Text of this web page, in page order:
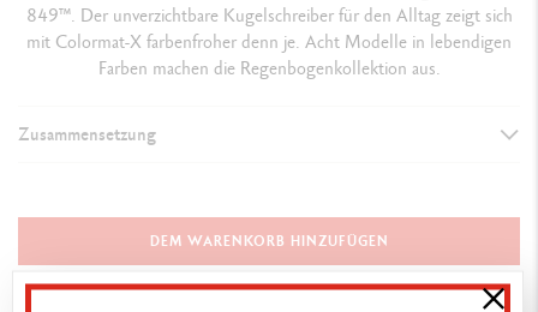
849™. Der unverzichtbare Kugelschreiber für den Alltag zeigt sich
mit Colormat-X farbenfroher denn je. Acht Modelle in lebendigen
Farben machen die Regenbogenkollektion aus.
Zusammensetzung
Kugelschreiber
SCHAFT
DEM WARENKORB HINZUFÜGEN